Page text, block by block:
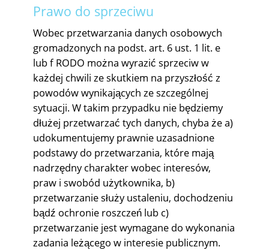
Prawo do sprzeciwu
Wobec przetwarzania danych osobowych
gromadzonych na podst. art. 6 ust. 1 lit. e
lub f RODO można wyrazić sprzeciw w
każdej chwili ze skutkiem na przyszłość z
powodów wynikających ze szczególnej
sytuacji. W takim przypadku nie będziemy
dłużej przetwarzać tych danych, chyba że a)
udokumentujemy prawnie uzasadnione
podstawy do przetwarzania, które mają
nadrzędny charakter wobec interesów,
praw i swobód użytkownika, b)
przetwarzanie służy ustaleniu, dochodzeniu
bądź ochronie roszczeń lub c)
przetwarzanie jest wymagane do wykonania
zadania leżącego w interesie publicznym.